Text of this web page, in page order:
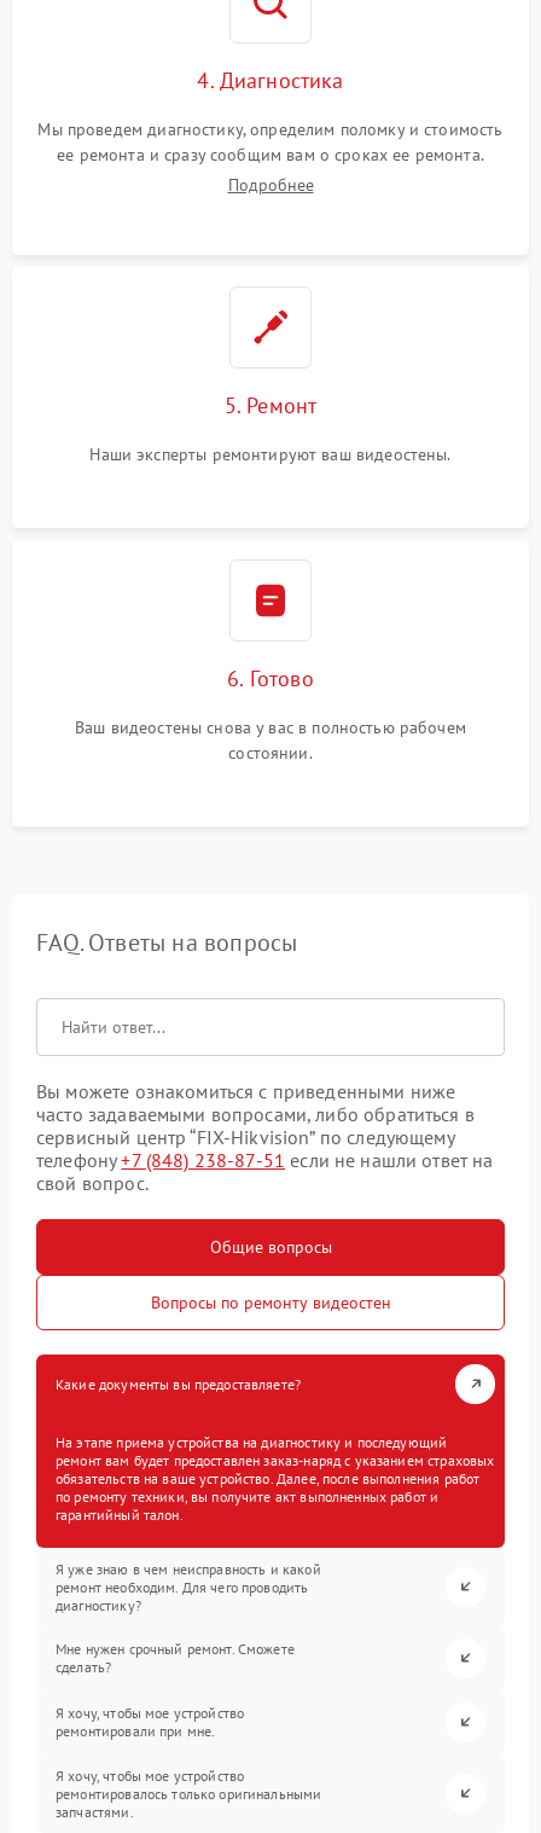
4. Диагностика
Мы проведем диагностику, определим поломку и стоимость
ее ремонта и сразу сообщим вам о сроках ее ремонта.
Подробнее
5. Ремонт
Наши эксперты ремонтируют ваш видеостены.
6. Готово
Ваш видеостены снова у вас в полностью рабочем
состоянии.
FAQ. Ответы на вопросы
Вы можете ознакомиться с приведенными ниже
часто задаваемыми вопросами, либо обратиться в
сервисный центр “FIX-Hikvision” по следующему
телефону+7 (848) 238-87-51 если не нашли ответ на
свой вопрос.
Общие вопросы
Вопросы по ремонту видеостен
Какие документы вы предоставляете?
На этапе приема устройства на диагностику и последующий
ремонт вам будет предоставлен заказ-наряд с указанием страховых
обязательств на ваше устройство. Далее, после выполнения работ
по ремонту техники, вы получите акт выполненных работ и
гарантийный талон.
Я уже знаю в чем неисправность и какой
ремонт необходим. Для чего проводить
диагностику?
Мне нужен срочный ремонт. Сможете
сделать?
Я хочу, чтобы мое устройство
ремонтировали при мне.
Я хочу, чтобы мое устройство
ремонтировалось только оригинальными
запчастями.